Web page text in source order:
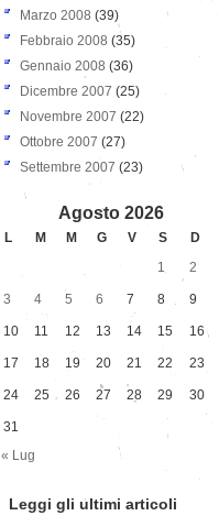
Marzo 2008 (39)
Febbraio 2008 (35)
Gennaio 2008 (36)
Dicembre 2007 (25)
Novembre 2007 (22)
Ottobre 2007 (27)
Settembre 2007 (23)
Agosto 2026
L M M G V S
D
1
2
3 4 5 6 7 8 9
10 11 12 13 14 15 16
17 18 19 20 21 22 23
24 25 26 27 28 29 30
31
« Lug
Leggi gli ultimi articoli